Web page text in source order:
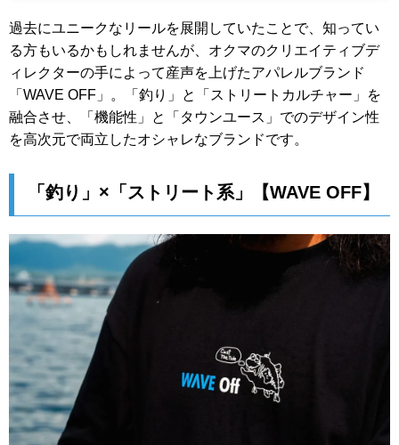
過去にユニークなリールを展開していたことで、知ってい
る方もいるかもしれませんが、オクマのクリエイティブデ
ィレクターの手によって産声を上げたアパレルブランド
「WAVE OFF」。「釣り」と「ストリートカルチャー」を
融合させ、「機能性」と「タウンユース」でのデザイン性
を高次元で両立したオシャレなブランドです。
「釣り」×「ストリート系」【WAVE OFF】